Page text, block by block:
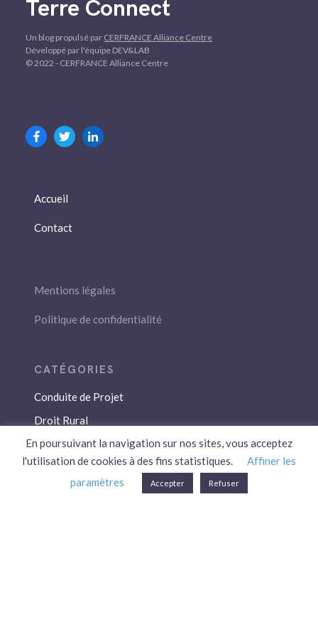
Terre Connect
Un blog propulsé par CERFRANCE Alliance Centre
Développé par l'équipe DEV&LAB
© 2022 - CERFRANCE Alliance Centre
Accueil
Contact
Mentions légales
Politique de confidentialité
Conduite de Projet
Droit Rural
Droit Social
Économie / Gestion
Environnement
En poursuivant la navigation sur nos sites, vous acceptez
l'utilisation de cookies à des fins statistiques.
Affiner les
paramètres
Accepter Refuser